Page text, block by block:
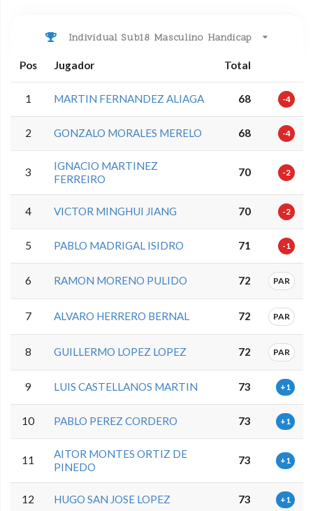
Individual Sub18 Masculino Handicap
Pos Jugador Total
1 MARTIN FERNANDEZ ALIAGA 68 -4
2 GONZALO MORALES MERELO 68 -4
3
IGNACIO MARTINEZ
FERREIRO
70 -2
4 VICTOR MINGHUI JIANG 70 -2
5 PABLO MADRIGAL ISIDRO 71 -1
6 RAMON MORENO PULIDO 72 PAR
7 ALVARO HERRERO BERNAL 72 PAR
8 GUILLERMO LOPEZ LOPEZ 72 PAR
9 LUIS CASTELLANOS MARTIN 73 +1
10 PABLO PEREZ CORDERO 73 +1
11
AITOR MONTES ORTIZ DE
PINEDO
73 +1
12 HUGO SAN JOSE LOPEZ 73 +1